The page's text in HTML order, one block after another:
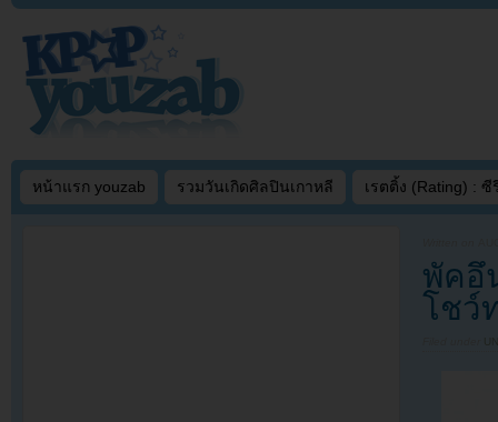
หน้าแรก youzab รวมวันเกิดศิลปินเกาหลี เรตติ้ง (Rating) : ซี
พัคอึ
โชว์